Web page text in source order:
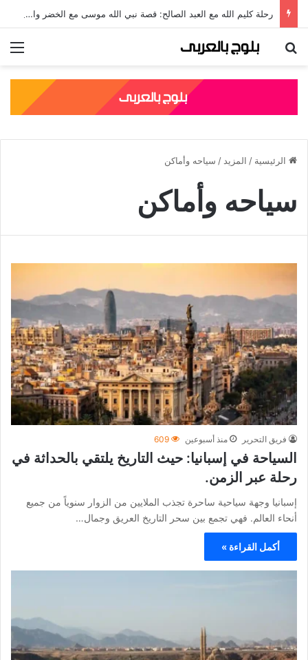
رحلة كليم الله مع العبد الصالح: قصة نبي الله موسى مع الخضر والدروس المستفادة منها
بحث عن
الرئيسية / المزيد / سياحه وأماكن
سياحه وأماكن
فريق التحرير منذ أسبوعين 609
السياحة في إسبانيا: حيث التاريخ يلتقي بالحداثة في
رحلة عبر الزمن.
إسبانيا وجهة سياحية ساحرة تجذب الملايين من الزوار سنوياً من جميع
أنحاء العالم. فهي تجمع بين سحر التاريخ العريق وجمال…
أكمل القراءة »